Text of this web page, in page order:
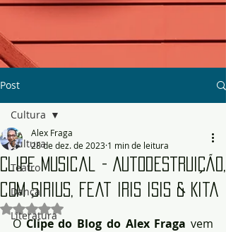
Post
Cultura
Teatro
Dança
Literatura
Cultura
Clipe Musical - Autodestruição,
com Sirius, feat Iris Isis & Kita
Alex Fraga
28 de dez. de 2023 1 min de leitura
Avaliado com NaN de 5 estrelas.
O Clipe do Blog do Alex Fraga vem